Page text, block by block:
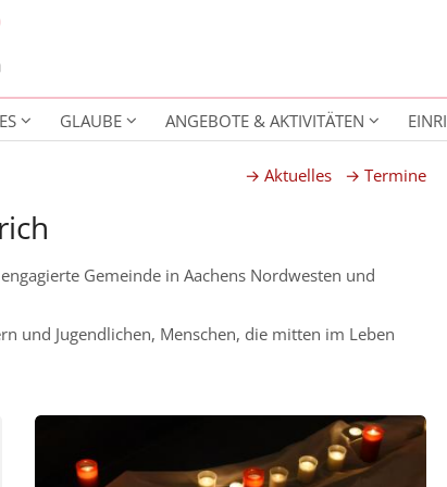
GLAUBE ANGEBOTE & AKTIVITÄTEN
→ Aktuelles → Termine
Gemeinde in Aachens Nordwesten und
und Jugendlichen, Menschen, die mitten im Leben